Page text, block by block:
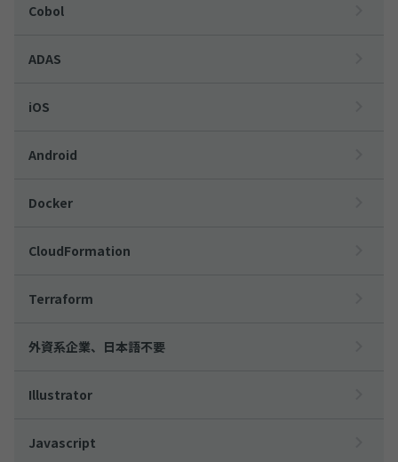
Cobol
ADAS
iOS
Android
Docker
CloudFormation
Terraform
外資系企業、日本語不要
Illustrator
Javascript